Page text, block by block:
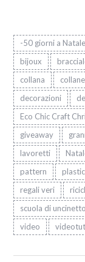
-50 giorni a Natale
bijoux
collana
collane
decorazioni
Eco Chic Craft
giveaway
lavoretti
pattern
regali veri
scuola di uncinetto
video